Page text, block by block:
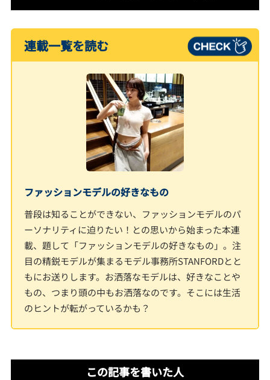
連載一覧を読む
ファッションモデルの好きなもの
普段は知ることができない、ファッションモデルのパ
ーソナリティに迫りたい！との思いから始まった本連
載、題して「ファッションモデルの好きなもの」。注
目の精鋭モデルが集まるモデル事務所STANFORDとと
もにお送りします。お洒落なモデルは、好きなことや
もの、つまり頭の中もお洒落なのです。そこには生活
のヒントが転がっているかも？
この記事を書いた人